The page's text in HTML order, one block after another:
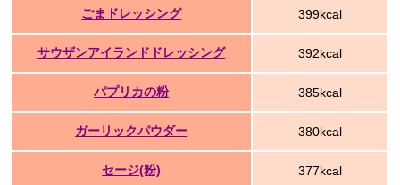
ごまドレッシング 399kcal
サウザンアイランドドレッシング 392kcal
パプリカの粉 385kcal
ガーリックパウダー 380kcal
セージ(粉) 377kcal